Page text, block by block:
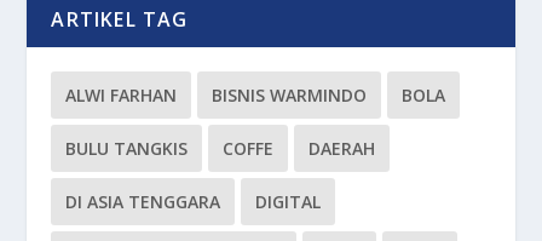
ARTIKEL TAG
ALWI FARHAN BISNIS WARMINDO BOLA
BULU TANGKIS COFFE DAERAH
DI ASIA TENGGARA DIGITAL